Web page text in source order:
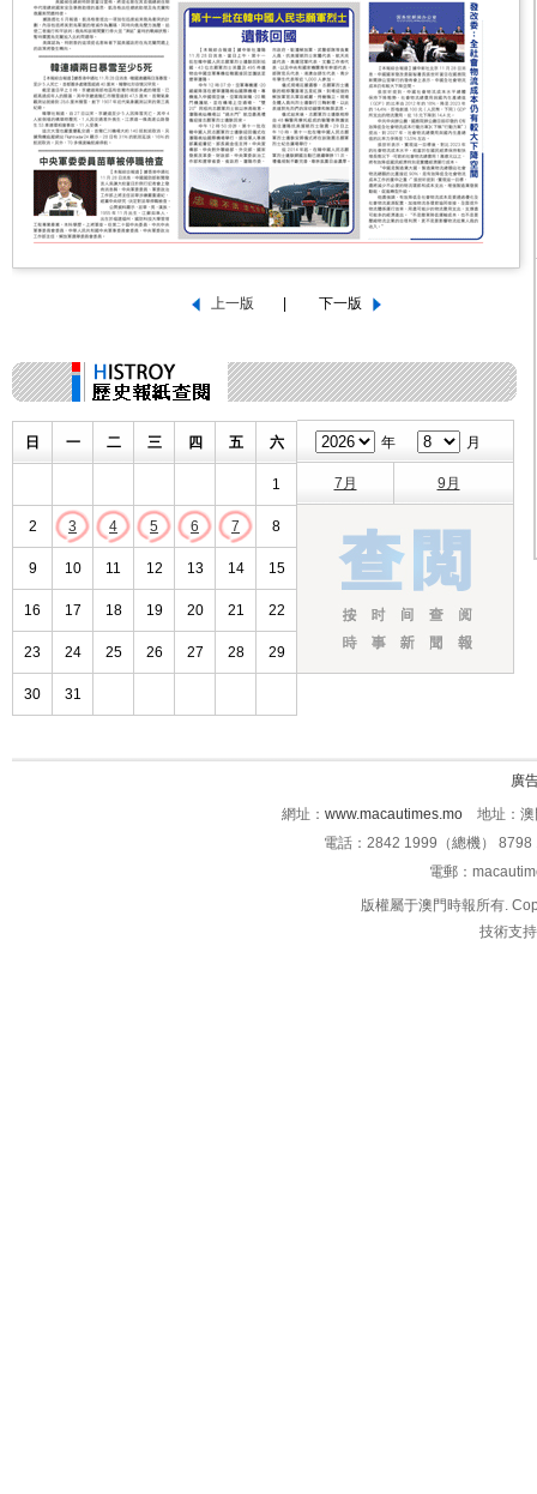
日 一 二 三 四 五 六
1
2 3 4 5 6 7 8
9 10 11 12 13 14 15
16 17 18 19 20 21 22
23 24 25 26 27 28 29
30 31
年 月
7月 9月
廣
網址： www.macautimes.mo 地址：澳
電話：2842 1999（總機）
電郵：
版權屬于澳門時報所有.
技術支